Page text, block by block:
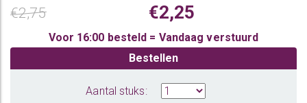
€2,75 €2,25
Voor 16:00 besteld = Vandaag verstuurd
Bestellen
Aantal stuks: